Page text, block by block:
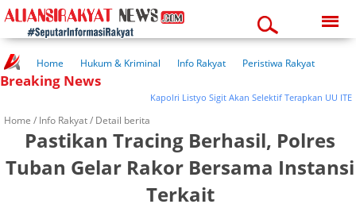
08:35:51 am
Home Hukum & Kriminal Info Rakyat
Peristiwa Rakyat
Kuliner Rakyat
Wisata Rakyat
Breaking News
Kapolri Listyo Sigit Akan Selektif Terapkan UU ITE
Home / Info Rakyat/ Detail berita
Pastikan Tracing Berhasil, Polres
Tuban Gelar Rakor Bersama Instansi
Terkait